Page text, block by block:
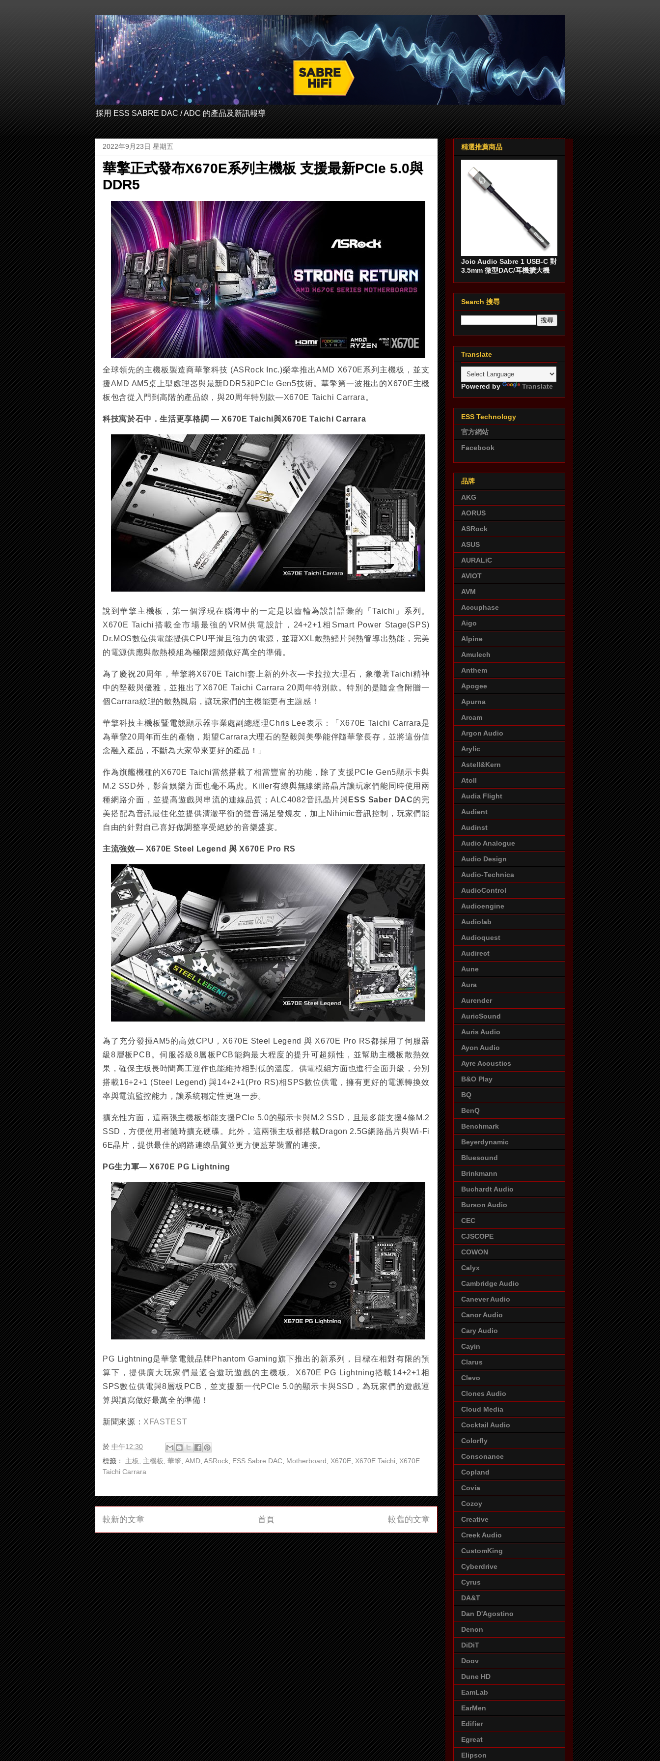
採用 ESS SABRE DAC / ADC 的產品及新訊報導
2022年9月23日 星期五
華擎正式發布X670E系列主機板 支援最新PCIe 5.0與
DDR5
全球領先的主機板製造商華擎科技 (ASRock Inc.)榮幸推出AMD X670E系列主機板，並支
援AMD AM5桌上型處理器與最新DDR5和PCIe Gen5技術。華擎第一波推出的X670E主機
板包含從入門到高階的產品線，與20周年特別款—X670E Taichi Carrara。
科技寓於石中．生活更享格調 — X670E Taichi與X670E Taichi Carrara
說到華擎主機板，第一個浮現在腦海中的一定是以齒輪為設計語彙的「Taichi」系列。
X670E Taichi搭載全市場最強的VRM供電設計，24+2+1相Smart Power Stage(SPS)
Dr.MOS數位供電能提供CPU平滑且強力的電源，並藉XXL散熱鰭片與熱管導出熱能，完美
的電源供應與散熱模組為極限超頻做好萬全的準備。
為了慶祝20周年，華擎將X670E Taichi套上新的外衣—卡拉拉大理石，象徵著Taichi精神
中的堅毅與優雅，並推出了X670E Taichi Carrara 20周年特別款。特別的是隨盒會附贈一
個Carrara紋理的散熱風扇，讓玩家們的主機能更有主題感！
華擎科技主機板暨電競顯示器事業處副總經理Chris Lee表示：「X670E Taichi Carrara是
為華擎20周年而生的產物，期望Carrara大理石的堅毅與美學能伴隨華擎長存，並將這份信
念融入產品，不斷為大家帶來更好的產品！」
作為旗艦機種的X670E Taichi當然搭載了相當豐富的功能，除了支援PCIe Gen5顯示卡與
M.2 SSD外，影音娛樂方面也毫不馬虎。Killer有線與無線網路晶片讓玩家們能同時使用兩
種網路介面，並提高遊戲與串流的連線品質；ALC4082音訊晶片與 ESS Saber DAC的完
美搭配為音訊最佳化並提供清澈平衡的聲音滿足發燒友，加上Nihimic音訊控制，玩家們能
自由的針對自己喜好做調整享受絕妙的音樂盛宴。
主流強效— X670E Steel Legend 與 X670E Pro RS
為了充分發揮AM5的高效CPU，X670E Steel Legend 與 X670E Pro RS都採用了伺服器
級8層板PCB。伺服器級8層板PCB能夠最大程度的提升可超頻性，並幫助主機板散熱效
果，確保主板長時間高工運作也能維持相對低的溫度。供電模組方面也進行全面升級，分別
搭載16+2+1 (Steel Legend) 與14+2+1(Pro RS)相SPS數位供電，擁有更好的電源轉換效
率與電流監控能力，讓系統穩定性更進一步。
擴充性方面，這兩張主機板都能支援PCIe 5.0的顯示卡與M.2 SSD，且最多能支援4條M.2
SSD，方便使用者隨時擴充硬碟。此外，這兩張主板都搭載Dragon 2.5G網路晶片與Wi-Fi
6E晶片，提供最佳的網路連線品質並更方便藍芽裝置的連接。
PG生力軍— X670E PG Lightning
PG Lightning是華擎電競品牌Phantom Gaming旗下推出的新系列，目標在相對有限的預
算下，提供廣大玩家們最適合遊玩遊戲的主機板。X670E PG Lightning搭載14+2+1相
SPS數位供電與8層板PCB，並支援新一代PCIe 5.0的顯示卡與SSD，為玩家們的遊戲運
算與讀寫做好最萬全的準備！
新聞來源： XFASTEST
於 中午12:30
標籤： 主板 主機板 華擎 AMD ASRock ESS Sabre DAC Motherboard X670E X670E Taichi
X670E
Taichi Carrara
較新的文章 較舊的文章
首頁
精選推薦商品
Joio Audio Sabre 1 USB-C 對
3.5mm 微型DAC/耳機擴大機
Search 搜尋
Translate
Powered by Translate
ESS Technology
官方網站
Facebook
品牌
AKG
AORUS
ASRock
ASUS
AURALiC
AVIOT
AVM
Accuphase
Aigo
Alpine
Amulech
Anthem
Apogee
Apurna
Arcam
Argon Audio
Arylic
Astell&Kern
Atoll
Audia Flight
Audient
Audinst
Audio Analogue
Audio Design
Audio-Technica
AudioControl
Audioengine
Audiolab
Audioquest
Audirect
Aune
Aura
Aurender
AuricSound
Auris Audio
Ayon Audio
Ayre Acoustics
B&O Play
BQ
BenQ
Benchmark
Beyerdynamic
Bluesound
Brinkmann
Buchardt Audio
Burson Audio
CEC
CJSCOPE
COWON
Calyx
Cambridge Audio
Canever Audio
Canor Audio
Cary Audio
Cayin
Clarus
Clevo
Clones Audio
Cloud Media
Cocktail Audio
Colorfly
Consonance
Copland
Covia
Cozoy
Creative
Creek Audio
CustomKing
Cyberdrive
Cyrus
DA&T
Dan D'Agostino
Denon
DiDiT
Doov
Dune HD
EamLab
EarMen
Edifier
Egreat
Elipson